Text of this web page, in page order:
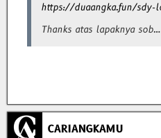
https://duaangka.fun/sdy-
Thanks atas lapaknya sob…
CARIANGKAMU